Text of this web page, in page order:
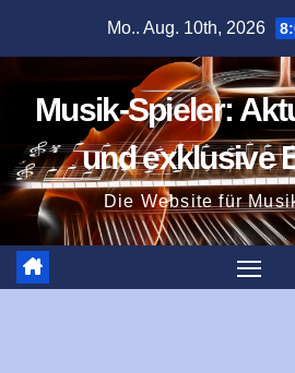
Mo.. Aug. 10th, 2026
Musik-Spieler:
und exklusive
Die Website für